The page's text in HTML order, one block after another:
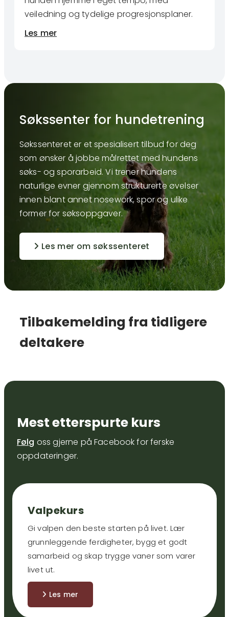
veiledning og tydelige progresjonsplaner.
Les mer
Søkssenter for hundetrening
Søkssenteret er et spesialisert tilbud for deg
som ønsker å jobbe målrettet med hundens
søks- og sporarbeid. Vi trener hundens
naturlige evner gjennom strukturerte øvelser
innen blant annet nosework, spor og ulike
former for søksoppgaver.
Les mer om søkssenteret
Tilbakemelding fra tidligere
deltakere
Mest etterspurte kurs
Følg oss gjerne på Facebook for ferske
oppdateringer.
Valpekurs
Gi valpen den beste starten på livet. Lær
grunnleggende ferdigheter, bygg et godt
samarbeid og skap trygge vaner som varer
livet ut.
Les mer